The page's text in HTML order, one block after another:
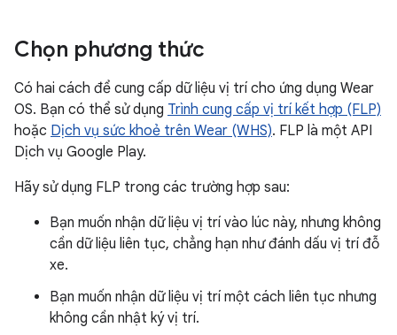
Chọn phương thức
Có hai cách để cung cấp dữ liệu vị trí cho ứng dụng Wear
OS. Bạn có thể sử dụng Trình cung cấp vị trí kết hợp (FLP)
hoặc Dịch vụ sức khoẻ trên Wear (WHS). FLP là một API
Dịch vụ Google Play.
Hãy sử dụng FLP trong các trường hợp sau:
Bạn muốn nhận dữ liệu vị trí vào lúc này, nhưng không
cần dữ liệu liên tục, chẳng hạn như đánh dấu vị trí đỗ
xe.
Bạn muốn nhận dữ liệu vị trí một cách liên tục nhưng
không cần nhật ký vị trí.